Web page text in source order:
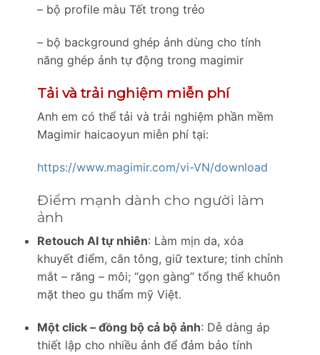
– bộ profile màu Tết trong trẻo
– bộ background ghép ảnh dùng cho tính
năng ghép ảnh tự động trong magimir
Tải và trải nghiệm miễn phí
Anh em có thể tải và trải nghiệm phần mềm
Magimir haicaoyun miễn phí tại:
https://www.magimir.com/vi-VN/download
Điểm mạnh dành cho người làm
ảnh
Retouch AI tự nhiên: Làm mịn da, xóa
khuyết điểm, cân tông, giữ texture; tinh chỉnh
mắt – răng – môi; “gọn gàng” tổng thể khuôn
mặt theo gu thẩm mỹ Việt.
Một click – đồng bộ cả bộ ảnh: Dễ dàng áp
thiết lập cho nhiều ảnh để đảm bảo tính